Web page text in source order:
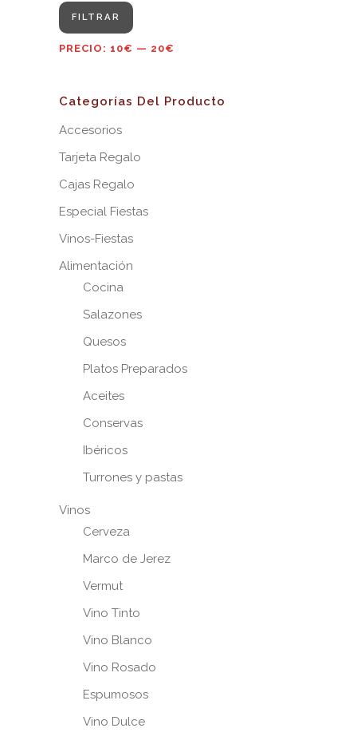
Precio
mínimo
Precio
máximo
FILTRAR
PRECIO: 10€ — 20€
Categorías Del Producto
Accesorios
Tarjeta Regalo
Cajas Regalo
Especial Fiestas
Vinos-Fiestas
Alimentación
Cocina
Salazones
Quesos
Platos Preparados
Aceites
Conservas
Ibéricos
Turrones y pastas
Vinos
Cerveza
Marco de Jerez
Vermut
Vino Tinto
Vino Blanco
Vino Rosado
Espumosos
Vino Dulce